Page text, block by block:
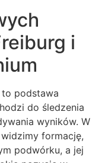
i
podstawa
do śledzenia
wyników. W
formację,
podwórku, a jej